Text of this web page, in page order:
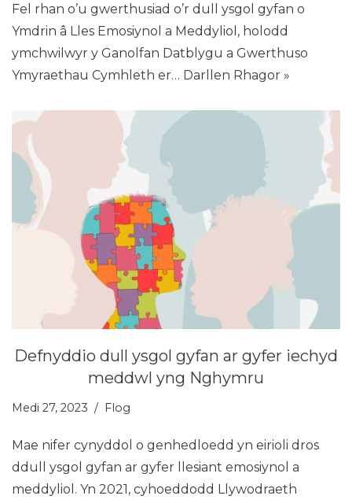
Fel rhan o’u gwerthusiad o’r dull ysgol gyfan o
Ymdrin â Lles Emosiynol a Meddyliol, holodd
ymchwilwyr y Ganolfan Datblygu a Gwerthuso
Ymyraethau Cymhleth er… Darllen Rhagor »
Defnyddio dull ysgol gyfan ar gyfer iechyd
meddwl yng Nghymru
Medi 27, 2023 Flog
Mae nifer cynyddol o genhedloedd yn eirioli dros
ddull ysgol gyfan ar gyfer llesiant emosiynol a
meddyliol. Yn 2021, cyhoeddodd Llywodraeth